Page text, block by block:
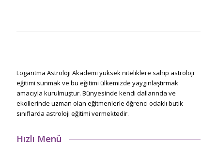
Logaritma Astroloji Akademi yüksek niteliklere sahip astroloji
eğitimi sunmak ve bu eğitimi ülkemizde yaygınlaştırmak
amacıyla kurulmuştur. Bünyesinde kendi dallarında ve
ekollerinde uzman olan eğitmenlerle öğrenci odaklı butik
sınıflarda astroloji eğitimi vermektedir.
Hızlı Menü